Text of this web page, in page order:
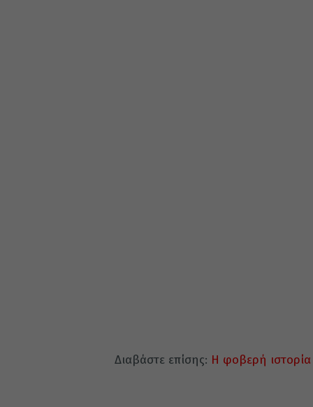
Διαβάστε επίσης: Η φοβερή